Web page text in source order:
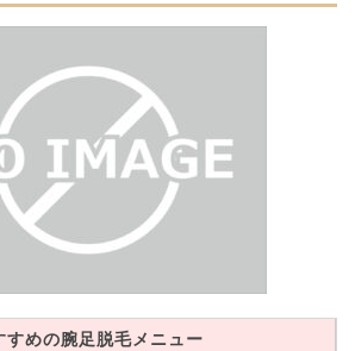
すめの腕足脱毛メニュー